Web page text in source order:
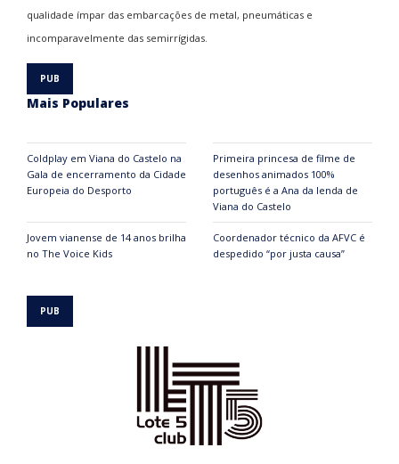
qualidade ímpar das embarcações de metal, pneumáticas e
incomparavelmente das semirrígidas.
Mais Populares
Coldplay em Viana do Castelo na
Gala de encerramento da Cidade
Europeia do Desporto
Primeira princesa de filme de
desenhos animados 100%
português é a Ana da lenda de
Viana do Castelo
Jovem vianense de 14 anos brilha
no The Voice Kids
Coordenador técnico da AFVC é
despedido “por justa causa”